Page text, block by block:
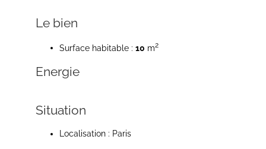
Le bien
Surface habitable : 10 m2
Energie
Situation
Localisation : Paris